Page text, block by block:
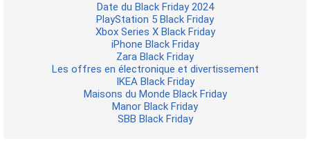
Date du Black Friday 2024
PlayStation 5 Black Friday
Xbox Series X Black Friday
iPhone Black Friday
Zara Black Friday
Les offres en électronique et divertissement
IKEA Black Friday
Maisons du Monde Black Friday
Manor Black Friday
SBB Black Friday